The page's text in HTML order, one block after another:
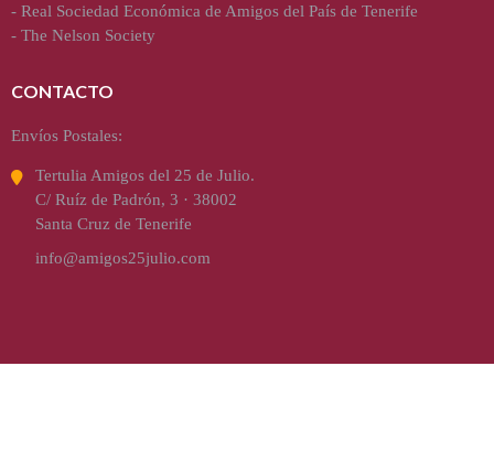
- Real Sociedad Económica de Amigos del País de Tenerife
- The Nelson Society
CONTACTO
Envíos Postales:
Tertulia Amigos del 25 de Julio.
C/ Ruíz de Padrón, 3 · 38002
Santa Cruz de Tenerife
info@amigos25julio.com